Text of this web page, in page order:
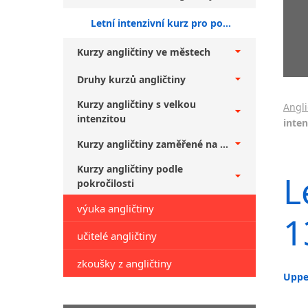
Letní intenzivní kurz pro pokročilé 13.7. - 28.8.2026 (Upper-Int. 9-12:00)
Kurzy angličtiny ve městech
Druhy kurzů angličtiny
Kurzy angličtiny s velkou
intenzitou
Kurzy angličtiny zaměřené na ...
Kurzy angličtiny podle
pokročilosti
výuka angličtiny
učitelé angličtiny
zkoušky z angličtiny